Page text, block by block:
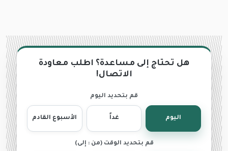
هل تحتاج إلى مساعدة؟ اطلب معاودة
الاتصال!
قم بتحديد اليوم
اليوم غداً الأسبوع القادم
قم بتحديد الوقت (من : إلى)